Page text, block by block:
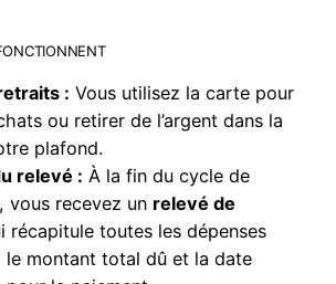
: Vous utilisez la carte pour
ou retirer de l’argent dans la
plafond.
relevé : À la fin du cycle de
vous recevez un relevé de
récapitule toutes les dépenses
le montant total dû et la date